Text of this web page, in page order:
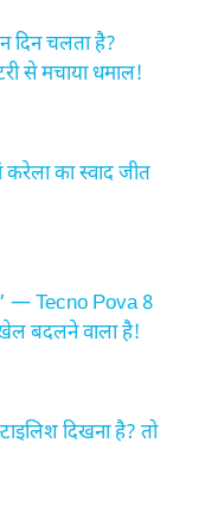
दिन चलता है?
से मचाया धमाल!
करेला का स्वाद जीत
— Tecno Pova 8
बदलने वाला है!
दिखना है? तो